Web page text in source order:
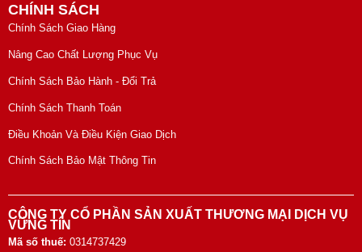
CHÍNH SÁCH
Chính Sách Giao Hàng
Nâng Cao Chất Lượng Phục Vụ
Chính Sách Bảo Hành - Đổi Trả
Chính Sách Thanh Toán
Điều Khoản Và Điều Kiện Giao Dịch
Chính Sách Bảo Mật Thông Tin
CÔNG TY CỔ PHẦN SẢN XUẤT THƯƠNG MẠI DỊCH VỤ
VỮNG TÍN
Mã số thuế: 0314737429